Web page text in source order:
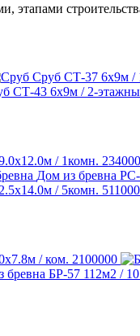
Сруб СТ-37 6х9м /
СТ-43 6х9м / 2-
/ 1комн.
Дом из бревна
/ 5комн.
/ ком. 2100000
бревна БР-57 112м2 /